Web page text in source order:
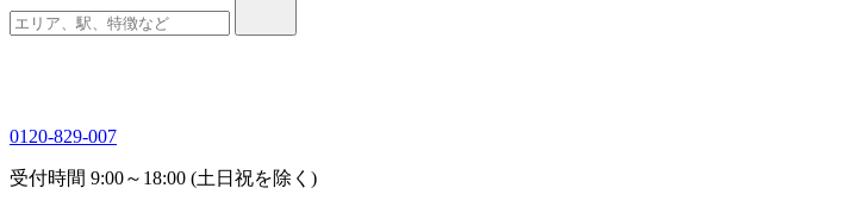
0120-829-007
受付時間 9:00～18:00 (土日祝を除く)